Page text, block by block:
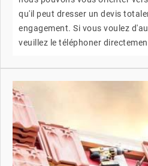
qu'il peut dresser un devis
engagement. Si vous voulez
veuillez le téléphoner